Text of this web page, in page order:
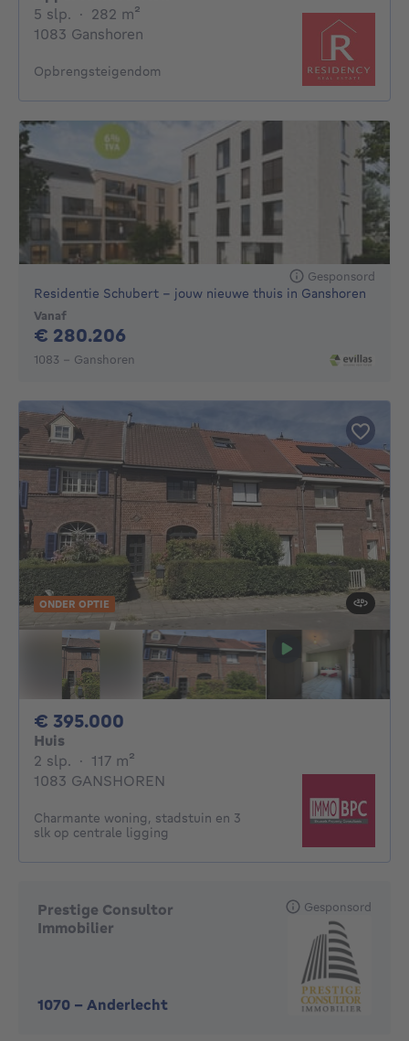
5 slp. 5 slaapkamers
· 282 m²
1083 Ganshoren
Opbrengsteigendom
Gesponsord
Residentie Schubert - jouw nieuwe thuis in Ganshoren
Vanaf
€ 280.206
1083 - Ganshoren
ONDER OPTIE
€ 395.000
Huis
2 slp. 2 slaapkamers
· 117 m²
1083 GANSHOREN
Charmante woning, stadstuin en 3
slk op centrale ligging
Prestige Consultor
Immobilier
1070 - Anderlecht
Gesponsord